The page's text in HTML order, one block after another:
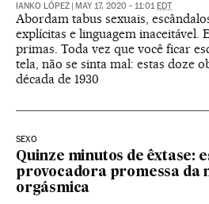
IANKO LÓPEZ MAY 17, 2020 - 11:01 EDT
Abordam tabus sexuais,
explícitas e linguagem inaceitável.
primas. Toda vez que você ficar
tela, não se sinta mal: estas doze
década de 1930
SEXO
Quinze minutos de êxtase:
provocadora promessa da
orgásmica